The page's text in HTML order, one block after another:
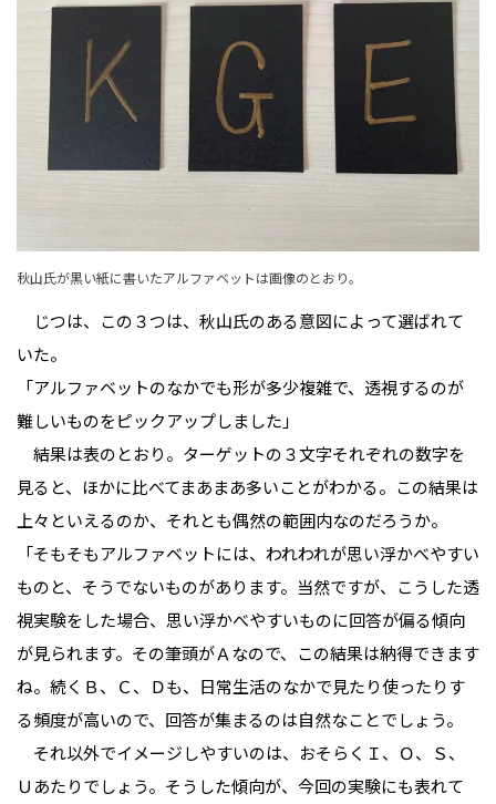
秋山氏が黒い紙に書いたアルファベットは画像のとおり。
じつは、この３つは、秋山氏のある意図によって選ばれて
いた。
「アルファベットのなかでも形が多少複雑で、透視するのが
難しいものをピックアップしました」
結果は表のとおり。ターゲットの３文字それぞれの数字を
見ると、ほかに比べてまあまあ多いことがわかる。この結果は
上々といえるのか、それとも偶然の範囲内なのだろうか。
「そもそもアルファベットには、われわれが思い浮かべやすい
ものと、そうでないものがあります。当然ですが、こうした透
視実験をした場合、思い浮かべやすいものに回答が偏る傾向
が見られます。その筆頭がＡなので、この結果は納得できます
ね。続くＢ、Ｃ、Ｄも、日常生活のなかで見たり使ったりす
る頻度が高いので、回答が集まるのは自然なことでしょう。
それ以外でイメージしやすいのは、おそらくＩ、Ｏ、Ｓ、
Ｕあたりでしょう。そうした傾向が、今回の実験にも表れて